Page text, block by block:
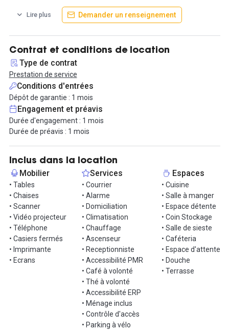
venez visiter ce bureau privatif de 12 m². Dans cet espace
entièrement dédié à votre activité, vous avez 2 postes de travail
Vous aurez également accès à tous les espaces de coworking et
les espaces communs : des postes de travail en open space, 4
salles de réunion, phone box, un espace cuisine et des espaces
détentes.
Nos espaces sont conçus dans le but de favoriser l’échange et la
vie communautaire, notre volonté étant de vous fournir un
espace agréable de travail où vous avez seulement à vous
occuper de votre business.
Ce bureau clé en main est proposé avec un loyer tout inclus : le
ménage, les boissons chaudes, internet, l'imprimante, chauffage,
électricité, la climatisation et autres taxes, la réception des colis.
Prestation domiciliation à partir de 45€/mois.
Contactez nous !
Lire plus Demander un renseignement
Contrat et conditions de location
Type de contrat
Prestation de service
Conditions d'entrées
Dépôt de garantie : 1 mois
Engagement et préavis
Durée d'engagement : 1 mois
Durée de préavis : 1 mois
Inclus dans la location
Mobilier
• Tables
• Chaises
• Scanner
• Vidéo projecteur
• Téléphone
• Casiers fermés
• Imprimante
• Ecrans
Services
• Courrier
• Alarme
• Domiciliation
• Climatisation
• Chauffage
• Ascenseur
• Receptionniste
• Accessibilité PMR
• Café à volonté
• Thé à volonté
• Accessibilité ERP
• Ménage inclus
• Contrôle d'accès
• Parking à vélo
Espaces
• Cuisine
• Salle à manger
• Espace détente
• Coin Stockage
• Salle de sieste
• Caféteria
• Espace d'attente
• Douche
• Terrasse